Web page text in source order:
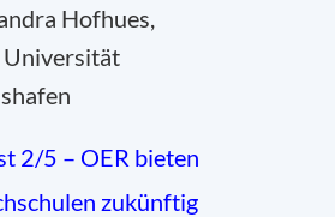
Hofhues,
Universität
2/5 – OER bieten
zukünftig